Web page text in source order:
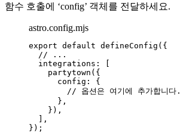
함수 호출에 ‘config’ 객체를 전달하세요.
astro.config.mjs
export default defineConfig ({
// ...
integrations: [
partytown ({
config: {
// 옵션은 여기에 추가합니다.
},
}),
],
});